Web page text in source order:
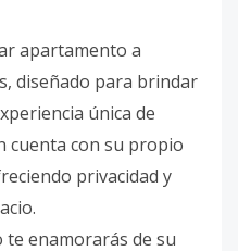
apartamento a
diseñado para brindar
única de
cuenta con su propio
privacidad y
enamorarás de su